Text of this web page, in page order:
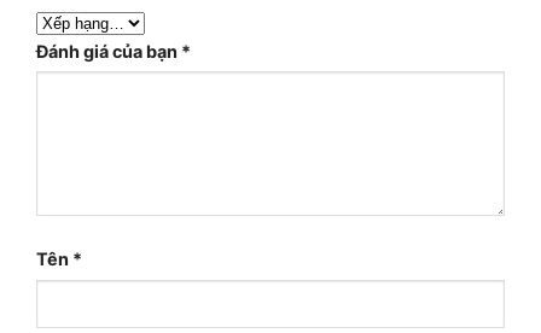
Đánh giá của bạn *
Tên *